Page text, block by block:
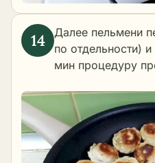
Далее пельмени
по отдельности)
мин процедуру